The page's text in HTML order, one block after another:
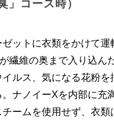
」コース時）
ゼットに衣類をかけて運
繊維の奥まで入り込ん
ルス、気になる花粉を
ナノイーXを内部に充
ームを使用せず、衣類